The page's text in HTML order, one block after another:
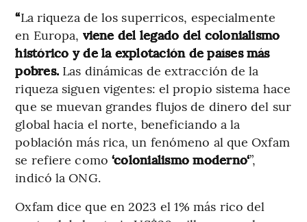
“La riqueza de los superricos, especialmente
en Europa, viene del legado del colonialismo
histórico y de la explotación de países más
pobres. Las dinámicas de extracción de la
riqueza siguen vigentes: el propio sistema hace
que se muevan grandes flujos de dinero del sur
global hacia el norte, beneficiando a la
población más rica, un fenómeno al que Oxfam
se refiere como ‘colonialismo moderno‘”,
indicó la ONG.
Oxfam dice que en 2023 el 1% más rico del